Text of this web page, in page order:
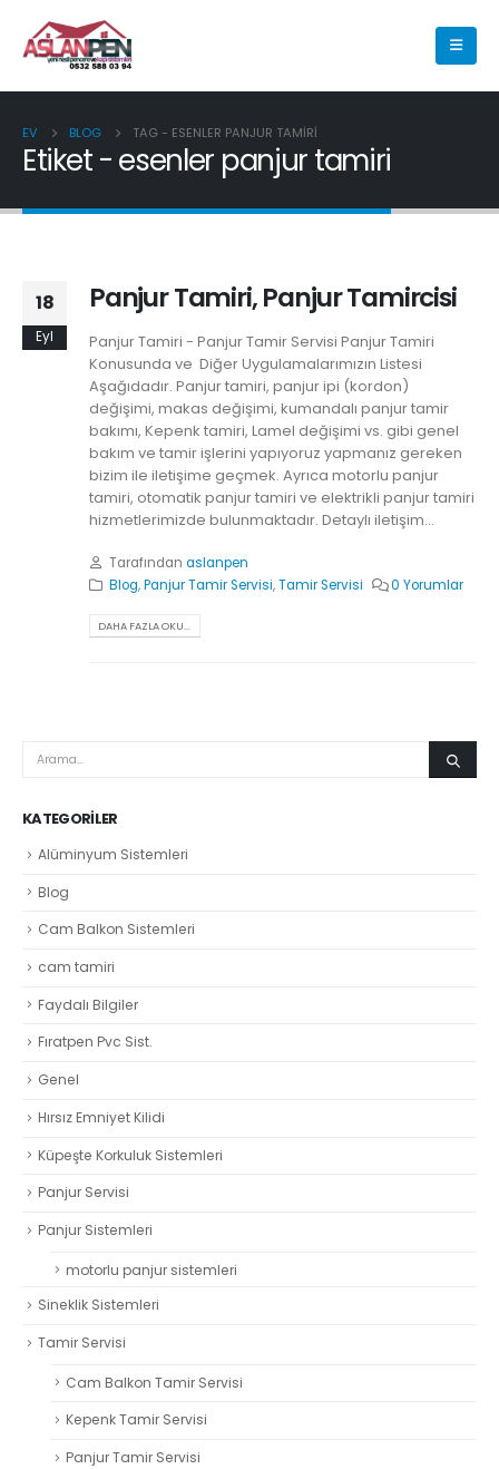
EV BLOG TAG - ESENLER PANJUR TAMIRI
Etiket - esenler panjur tamiri
18
Eyl
Panjur Tamiri, Panjur Tamircisi
Panjur Tamiri - Panjur Tamir Servisi Panjur Tamiri
Konusunda ve Diğer Uygulamalarımızın Listesi
Aşağıdadır. Panjur tamiri, panjur ipi (kordon)
değişimi, makas değişimi, kumandalı panjur tamir
bakımı, Kepenk tamiri, Lamel değişimi vs. gibi genel
bakım ve tamir işlerini yapıyoruz yapmanız gereken
bizim ile iletişime geçmek. Ayrıca motorlu panjur
tamiri, otomatik panjur tamiri ve elektrikli panjur tamiri
hizmetlerimizde bulunmaktadır. Detaylı iletişim...
Tarafından aslanpen
Blog,Panjur Tamir Servisi,Tamir Servisi 0 Yorumlar
DAHA FAZLA OKU...
KATEGORILER
Alüminyum Sistemleri
Blog
Cam Balkon Sistemleri
cam tamiri
Faydalı Bilgiler
Fıratpen Pvc Sist.
Genel
Hırsız Emniyet Kilidi
Küpeşte Korkuluk Sistemleri
Panjur Servisi
Panjur Sistemleri
motorlu panjur sistemleri
Sineklik Sistemleri
Tamir Servisi
Cam Balkon Tamir Servisi
Kepenk Tamir Servisi
Panjur Tamir Servisi